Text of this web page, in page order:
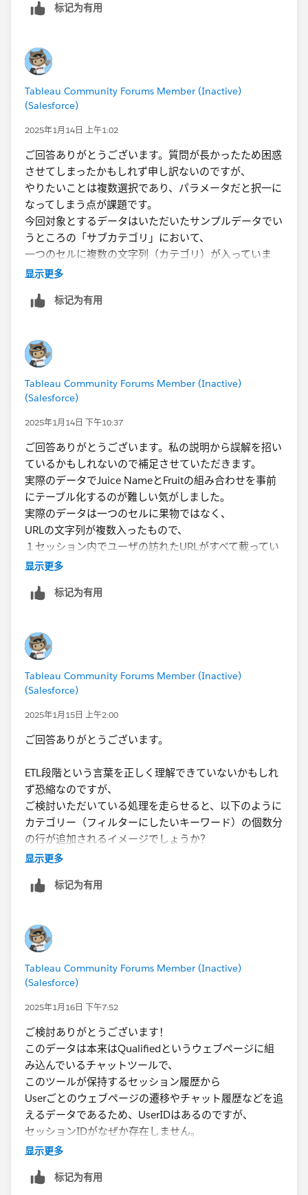
また、一つ懸念点があります。Sessionという列にはす
タです。（実際はこの列はなく、集計するためにPrepで
追加しました。）
この数字を使ってCompanyやIndustryごとにSession数
を集計しています。
このデータには１セッション（行）に一意のID等がない
ため、FIXED関数などを使ってセッションを固定した合
大変恐れ入りますが、上記を踏まえPrepでご検討いただ
きたい点は以下の通りです。
・元データの行単位に一意の数字か文字列を採番する。
※集計時の重複を排除するために、１セッションごと
に固有IDを付与する。
・​"apple", "pineapple", "grape","orage"の四種類のキー
ワードでカテゴリ分け。
※"URLs visited during Sessions"のデータが複数キー
該当したキーワード分の行に分かれる。
标记为有用
Tableau Community Forums Member (Inactive)
(Salesforce)
2025年1月14日 上午1:02
ご回答ありがとうございます。質問が長かったため困惑
させてしまったかもしれず申し訳ないのですが、
やりたいことは複数選択であり、パラメータだと択一に
なってしまう点が課題です。
今回対象とするデータはいただいたサンプルデータでい
うところの「サブカテゴリ」において、
一つのセルに複数の文字列（カテゴリ）が入っていま
す。
たら、「アプライアンスを含む」 OR 「クリップを
パラメータでは限界を感じ今回の質問に至りました。
現状やっていることはいただいた案に近い気がします
が、以下のやり方に現状は妥協しております。ご参考ま
で。
１．各文字列のブール値を用意する。例えば以下の果物
・[2: Orange] ⇒ CONTAINS([Fruit],"Orange")
・[3: Grape] ⇒ CONTAINS([Fruit],"Grape")
２．パラメータ"Select Fruit"を用意する。
・Value 1, Display As: Apple
・Value 3, Display As: Grape
３．以下の計算フィールドを作り、フィルターに置いて
TRUEにする。
CASE [Select Fruit]
WHEN 1 THEN [1: Apple]=TRUE
WHEN 2 THEN [2: Orange]=TRUE
WHEN 3 THEN [3: Grape]=TRUE
上記によりパラメータのApple or Orange or Grapedど
なり、単一選択（ラジオボタン）のフィルターは実現で
きました。
显示更多
标记为有用
Tableau Community Forums Member (Inactive)
(Salesforce)
2025年1月14日 下午10:37
ご回答ありがとうございます。私の説明から誤解を招い
ているかもしれないので補足させていただきます。
実際のデータでJuice NameとFruitの組み合わせを事前
にテーブル化するのが難しい気がしました。
実際のデータは一つのセルに果物ではなく、
URLの文字列が複数入ったもので、
１セッション内でユーザの訪れたURLがすべて載ってい
ます。
ザ情報であり、
す）
例えば、3/14/2024 21:30からのセッションでTableau
のドメインを使用する訪問者がaaaa.com/appleの
ジとaaaa.com/pineappleの
が拾えるというものです。よって、業種単位、または会
示することが可能です。
る"apple"や"grape"などの文字列をもとに複数選択可能
なフィルターを用意したいというものです（現状はパラ
メータで択一は実現しています。）。週次でこのデータ
を更新しております。​
显示更多
标记为有用
Tableau Community Forums Member (Inactive)
(Salesforce)
2025年1月15日 上午2:00
ご回答ありがとうございます。
ETL段階という言葉を正しく理解できていないかもしれ
ず恐縮なのですが、
ご検討いただいている処理を走らせると、以下のように
カテゴリー（フィルターにしたいキーワード）の個数分
の行が追加されるイメージでしょうか？
仮に上記サンプルの一行目のセッションでいうと、
が２個あるので、２行に分かれるという理解で合ってお
す。
データ更新オペレーションは以下のイメージです。
①外部システムから出力されたエクセルファイルをフ
ォルダに保存
②定期的にTableau Prepを走らせ、そのフォルダのデ
新
显示更多
标记为有用
Tableau Community Forums Member (Inactive)
(Salesforce)
2025年1月16日 下午7:52
ご検討ありがとうございます！
このデータは本来はQualifiedというウェブページに組
み込んでいるチャットツールで、
このツールが保持するセッション履歴から
Userごとのウェブページの遷移やチャット履歴などを追
えるデータであるため、UserIDはあるのですが、
セッションIDがなぜか存在しません。
ます。
显示更多
标记为有用